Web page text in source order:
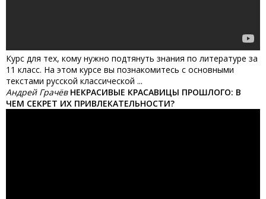
Курс для тех, кому нужно подтянуть знания по литературе за
11 класс. На этом курсе вы познакомитесь с основными
текстами русской классической ...
Андрей Грачёв НЕКРАСИВЫЕ КРАСАВИЦЫ ПРОШЛОГО: В
ЧЕМ СЕКРЕТ ИХ ПРИВЛЕКАТЕЛЬНОСТИ?